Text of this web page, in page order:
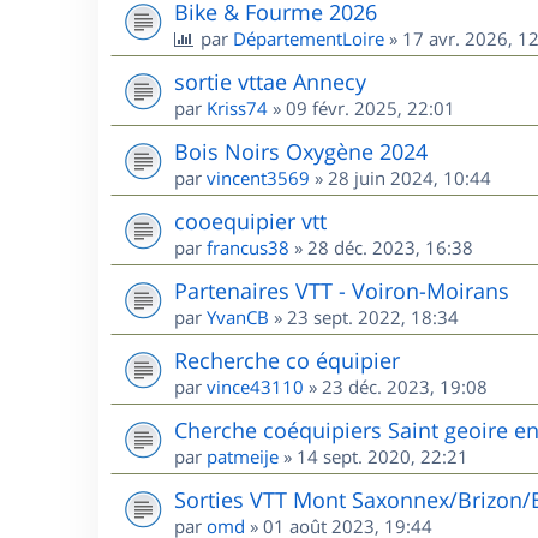
Bike & Fourme 2026
par DépartementLoire » 17 avr. 2026,
sortie vttae Annecy
par Kriss74 » 09 févr. 2025, 22:01
Bois Noirs Oxygène 2024
par vincent3569 » 28 juin 2024, 10:44
cooequipier vtt
par francus38 » 28 déc. 2023, 16:38
Partenaires VTT - Voiron-Moirans
par YvanCB » 23 sept. 2022, 18:34
Recherche co équipier
par vince43110 » 23 déc. 2023, 19:08
Cherche coéquipiers Saint geoire
par patmeije » 14 sept. 2020, 22:21
Sorties VTT Mont Saxonnex/
par omd » 01 août 2023, 19:44